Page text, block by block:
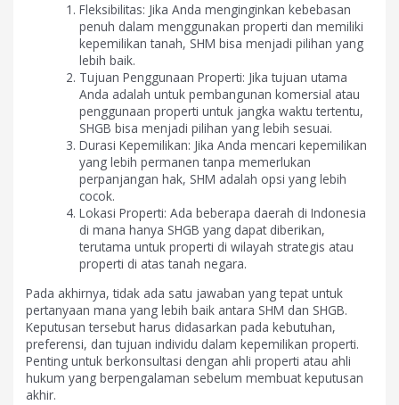
Fleksibilitas: Jika Anda menginginkan kebebasan
penuh dalam menggunakan properti dan memiliki
kepemilikan tanah, SHM bisa menjadi pilihan yang
lebih baik.
Tujuan Penggunaan Properti: Jika tujuan utama
Anda adalah untuk pembangunan komersial atau
penggunaan properti untuk jangka waktu tertentu,
SHGB bisa menjadi pilihan yang lebih sesuai.
Durasi Kepemilikan: Jika Anda mencari kepemilikan
yang lebih permanen tanpa memerlukan
perpanjangan hak, SHM adalah opsi yang lebih
cocok.
Lokasi Properti: Ada beberapa daerah di Indonesia
di mana hanya SHGB yang dapat diberikan,
terutama untuk properti di wilayah strategis atau
properti di atas tanah negara.
Pada akhirnya, tidak ada satu jawaban yang tepat untuk
pertanyaan mana yang lebih baik antara SHM dan SHGB.
Keputusan tersebut harus didasarkan pada kebutuhan,
preferensi, dan tujuan individu dalam kepemilikan properti.
Penting untuk berkonsultasi dengan ahli properti atau ahli
hukum yang berpengalaman sebelum membuat keputusan
akhir.